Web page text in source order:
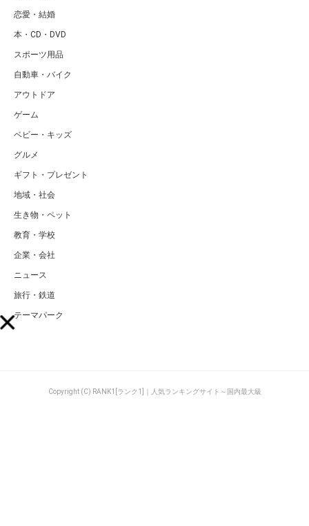
恋愛・結婚
本・CD・DVD
スポーツ用品
自動車・バイク
アウトドア
ゲーム
ベビー・キッズ
グルメ
ギフト・プレゼント
地域・社会
生き物・ペット
教育・学校
企業・会社
ニュース
旅行・鉄道
テーマパーク
Copyright (C) RANK1[ランク1]｜人気ランキングサイト～国内最大級